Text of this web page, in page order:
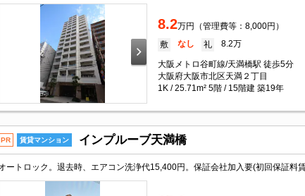
8.2万円（管理費等：8,000円）
敷 なし 礼 8.2万
大阪メトロ谷町線/天満橋駅 徒歩5分
大阪府大阪市北区天満２丁目
1K / 25.71m² 5階 / 15階建 築19年
PR 賃貸マンション インプルーブ天満橋